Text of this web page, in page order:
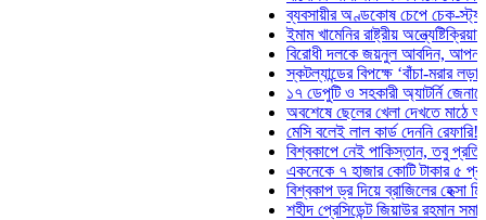
ব্যবসায়ীর অণ্ডকোষ চেপে চেক-স্ট্যাম্পে
ইমাম খামেনির রাষ্ট্রীয় অন্ত্যেষ্টিক্রিয়ায়
বিরোধী দলকে জয়নুল আবদিন, আপনারা ৭১
স্কটল্যান্ডের বিপক্ষে ‘বাঁচা-মরার লড়াইয়ে’
১৭ ডেপুটি ও সহকারী অ্যাটর্নি জেনারেলের
অবশেষে ছেলের খেলা দেখতে মাঠে আসছেন
মেসি বলেই লাল কার্ড দেননি রেফারি! ফাউল
বিশ্বকাপে নেই পাকিস্তান, তবু প্রতিটি
একনেকে ৭ হাজার কোটি টাকার ৫ প্রকল্পের
বিশ্বকাপ ড্র দিয়ে ব্রাজিলের হেক্সা মিশন শুরু
শহীদ প্রেসিডেন্ট জিয়াউর রহমান সমাধিতে